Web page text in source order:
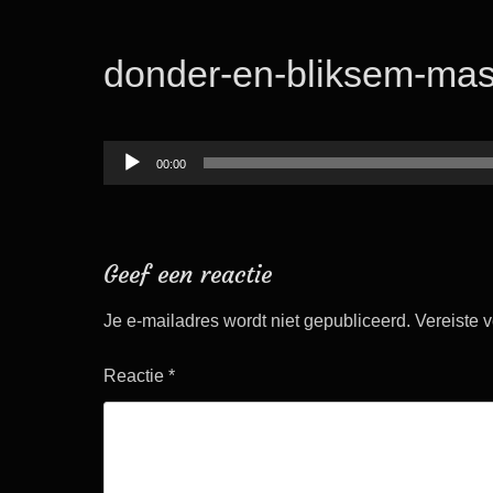
donder-en-bliksem-
Audiospeler
00:00
Geef een reactie
Je e-mailadres wordt niet gepubliceerd. Vereiste
Reactie*